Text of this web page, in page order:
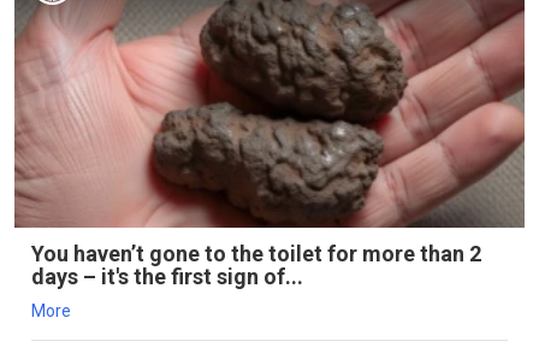
You haven’t gone to the toilet for more than 2
days – it's the first sign of...
More